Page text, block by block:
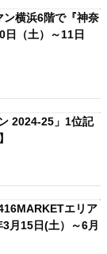
横浜6階で『神奈
日（土）～11日
2024-25」1位記
エリア
月15日(土）～6月